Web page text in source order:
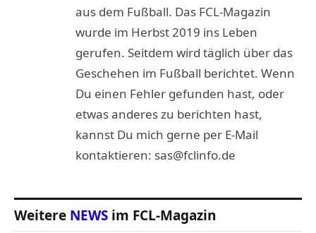
aus dem Fußball. Das FCL-Magazin
wurde im Herbst 2019 ins Leben
gerufen. Seitdem wird täglich über das
Geschehen im Fußball berichtet. Wenn
Du einen Fehler gefunden hast, oder
etwas anderes zu berichten hast,
kannst Du mich gerne per E-Mail
kontaktieren: sas@fclinfo.de
Weitere NEWS im FCL-Magazin